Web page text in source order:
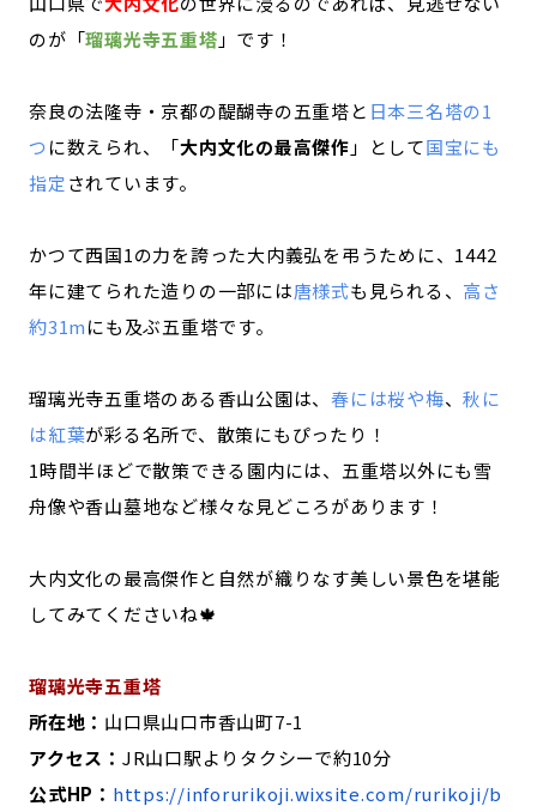
のが「瑠璃光寺五重塔 」です！
奈良の法隆寺・京都の醍醐寺の五重塔と 日本三名塔の1
つ に数えられ、「大内文化の最高傑作 」として国宝にも
指定されています。
かつて西国1の力を誇った大内義弘を弔うために、1442
年に建てられた造りの一部には唐様式も見られる、 高さ
約31mにも及ぶ五重塔です。
瑠璃光寺五重塔のある香山公園は、 春には桜や梅、秋に
は紅葉が彩る名所で、散策にもぴったり！
1時間半ほどで散策できる園内には、五重塔以外にも雪
舟像や香山墓地など様々な見どころがあります！
大内文化の最高傑作と自然が織りなす美しい景色を堪能
してみてくださいね🍁
瑠璃光寺五重塔
所在地： 山口県山口市香山町7-1
アクセス： JR山口駅よりタクシーで約10分
公式HP： https://inforurikoji.wixsite.com/rurikoji/b